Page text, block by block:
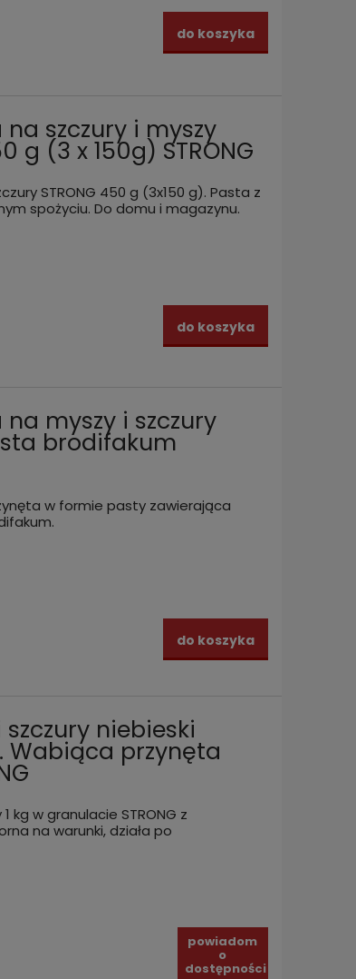
pasta DIFENAKUM muribrom 15 kg
do koszyka
do koszyka
szczury i myszy
(3 x 150g) STRONG
STRONG 450 g (3x150 g). Pasta z
spożyciu. Do domu i magazynu.
do koszyka
myszy i szczury
brodifakum
w formie pasty zawierająca
do koszyka
niebieski
przynęta
kg w granulacie STRONG z
na warunki, działa po
powiadom
o
dostępności